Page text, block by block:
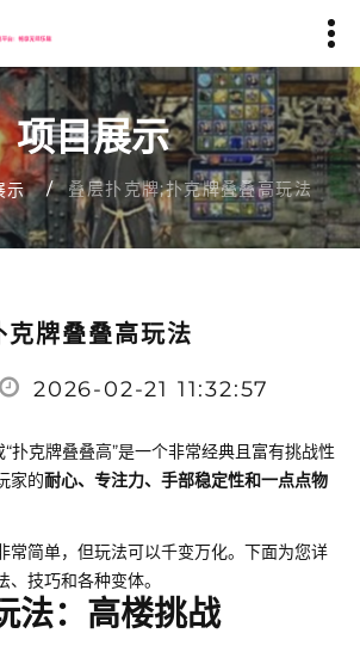
项目展示
示 叠层扑克牌;扑克牌叠叠高玩法
牌叠叠高玩法
2026-02-21 11:32:57
“扑克牌叠叠高”是一个非常经典且富有挑战性
家的耐心、专注力、手部稳定性和一点点物
常简单，但玩法可以千变万化。下面为您详
技巧和各种变体。
法：高楼挑战